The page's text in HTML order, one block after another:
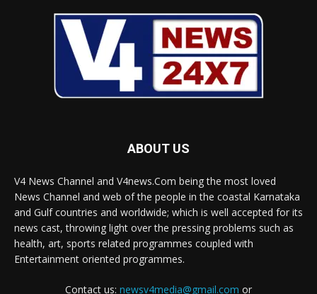
ABOUT US
V4 News Channel and V4news.Com being the most loved
News Channel and web of the people in the coastal Karnataka
and Gulf countries and worldwide; which is well accepted for its
news cast, throwing light over the pressing problems such as
health, art, sports related programmes coupled with
Entertainment oriented programmes.
Contact us: newsv4media@gmail.com or